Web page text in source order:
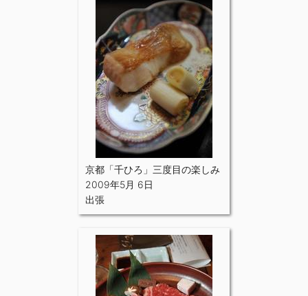
京都「千ひろ」三度目の楽しみ
2009年5月 6日
出張